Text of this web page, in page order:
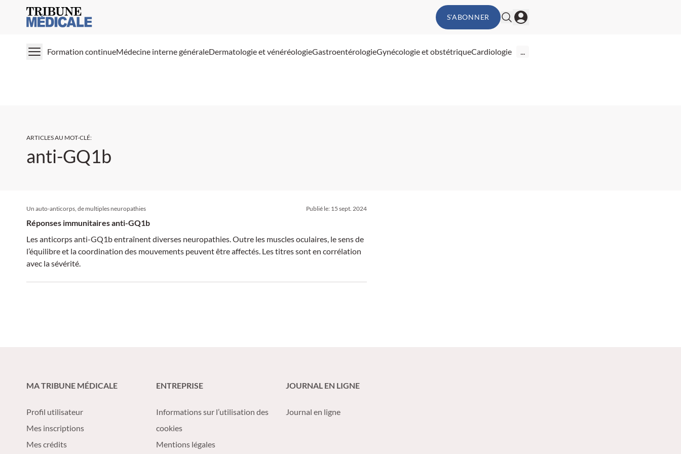
Medical Tribune S'ABONNER
Formation continueMédecine interne généraleDermatologie et vénéréologieGastroentérologieGynécologie et obstétriqueCardiologie ...
ARTICLES AU MOT-CLÉ:
anti-GQ1b
Un auto-anticorps, de multiples neuropathies Publié le: 15 sept. 2024
Réponses immunitaires anti-GQ1b
Les anticorps anti-GQ1b entraînent diverses neuropathies. Outre les muscles oculaires, le sens de
l’équilibre et la coordination des mouvements peuvent être affectés. Les titres sont en corrélation
avec la sévérité.
MA TRIBUNE MÉDICALE
Profil utilisateur
Mes inscriptions
Mes crédits
ENTREPRISE
Informations sur l’utilisation des
cookies
Mentions légales
JOURNAL EN LIGNE
Journal en ligne